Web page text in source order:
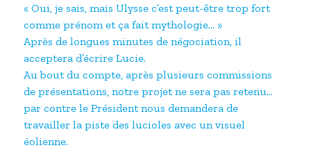
« Oui, je sais, mais Ulysse c’est peut-être trop fort
comme prénom et ça fait mythologie… »
Après de longues minutes de négociation, il
acceptera d’écrire Lucie.
Au bout du compte, après plusieurs commissions
de présentations, notre projet ne sera pas retenu…
par contre le Président nous demandera de
travailler la piste des lucioles avec un visuel
éolienne.